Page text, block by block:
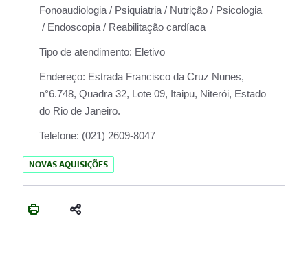
Fonoaudiologia / Psiquiatria / Nutrição / Psicologia
/ Endoscopia / Reabilitação cardíaca
Tipo de atendimento: Eletivo
Endereço: Estrada Francisco da Cruz Nunes,
n°6.748, Quadra 32, Lote 09, Itaipu, Niterói, Estado
do Rio de Janeiro.
Telefone: (021) 2609-8047
NOVAS AQUISIÇÕES